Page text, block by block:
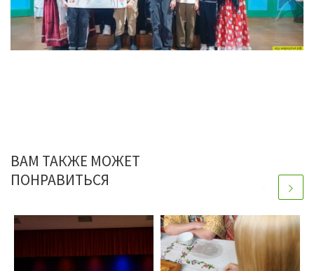
ВАМ ТАКЖЕ МОЖЕТ
ПОНРАВИТЬСЯ